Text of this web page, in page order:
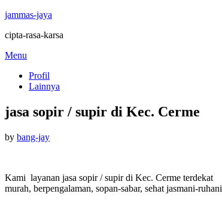
jammas-jaya
cipta-rasa-karsa
Skip
content
Menu
Profil
Lainnya
jasa sopir / supir di Kec. Cerme
by bang-jayPosted
Kami layanan jasa sopir / supir di Kec. Cerme terdekat
murah, berpengalaman, sopan-sabar, sehat jasmani-ruhani